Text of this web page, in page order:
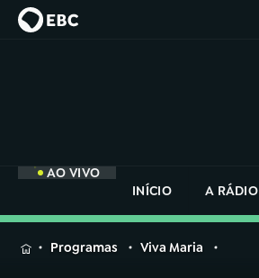
AO VIVO
INÍCIO
A RÁDIO
MENUProgramas Viva Maria